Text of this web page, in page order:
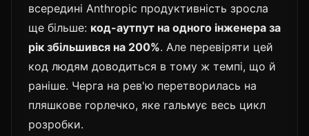
всередині Anthropic продуктивність зросла
ще більше: код-аутпут на одного інженера за
рік збільшився на 200%. Але перевіряти цей
код людям доводиться в тому ж темпі, що й
раніше. Черга на рев'ю перетворилась на
пляшкове горлечко, яке гальмує весь цикл
розробки.